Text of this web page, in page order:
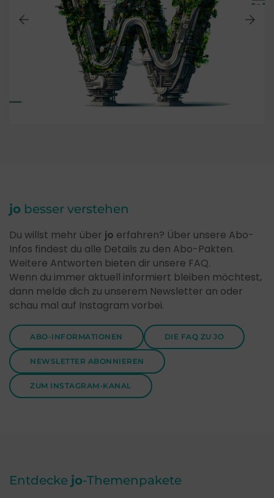
jo besser verstehen
Du willst mehr über jo erfahren? Über unsere Abo-
Infos findest du alle Details zu den Abo-Pakten.
Weitere Antworten bieten dir unsere FAQ.
Wenn du immer aktuell informiert bleiben möchtest,
dann melde dich zu unserem Newsletter an oder
schau mal auf Instagram vorbei.
ABO-INFORMATIONEN DIE FAQ ZU JO
NEWSLETTER ABONNIEREN
ZUM INSTAGRAM-KANAL
Entdecke jo-Themenpakete